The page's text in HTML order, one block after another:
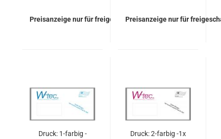
Preisanzeige nur für freigeschaltete Kunden
Preisanzeige nur für
Druck: 1-farbig -
Druck: 2-farbig -1x